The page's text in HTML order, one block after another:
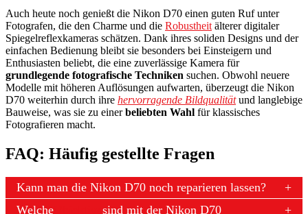
Auch heute noch genießt die Nikon D70 einen guten Ruf unter
Fotografen, die den Charme und die Robustheit älterer digitaler
Spiegelreflexkameras schätzen. Dank ihres soliden Designs und der
einfachen Bedienung bleibt sie besonders bei Einsteigern und
Enthusiasten beliebt, die eine zuverlässige Kamera für
grundlegende fotografische Techniken suchen. Obwohl neuere
Modelle mit höheren Auflösungen aufwarten, überzeugt die Nikon
D70 weiterhin durch ihre hervorragende Bildqualitätund langlebige
Bauweise, was sie zu einerbeliebten Wahl für klassisches
Fotografieren macht.
FAQ: Häufig gestellte Fragen
Kann man die Nikon D70 noch reparieren lassen?
Welche
sind mit der Nikon D70